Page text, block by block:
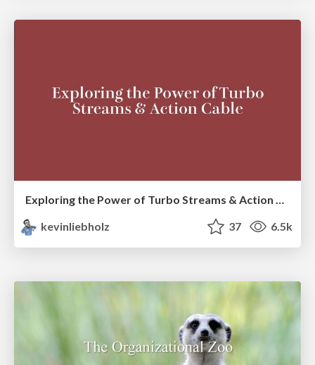
Exploring the Power of Turbo Streams & Action Cable | RailsConf2023
kevinliebholz
37 6.5k